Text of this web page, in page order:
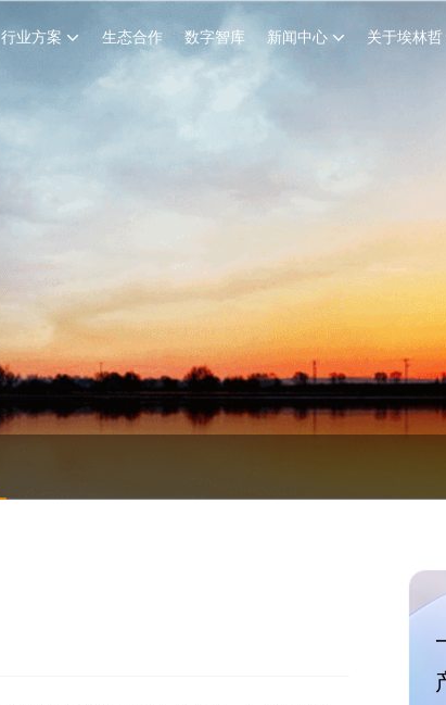
行业方案 生态合作 数字智库 新闻中心 关于埃林哲